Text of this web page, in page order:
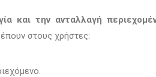
και την ανταλλαγή
στους χρήστες: